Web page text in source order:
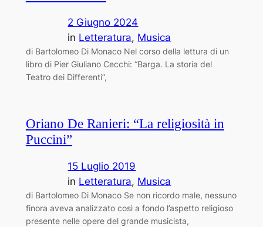
2 Giugno 2024
in Letteratura, Musica
di Bartolomeo Di Monaco Nel corso della lettura di un
libro di Pier Giuliano Cecchi: “Barga. La storia del
Teatro dei Differenti”,
Oriano De Ranieri: “La religiosità in
Puccini”
15 Luglio 2019
in Letteratura, Musica
di Bartolomeo Di Monaco Se non ricordo male, nessuno
finora aveva analizzato così a fondo l’aspetto religioso
presente nelle opere del grande musicista,